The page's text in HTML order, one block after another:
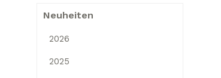
Neuheiten
2026
2025